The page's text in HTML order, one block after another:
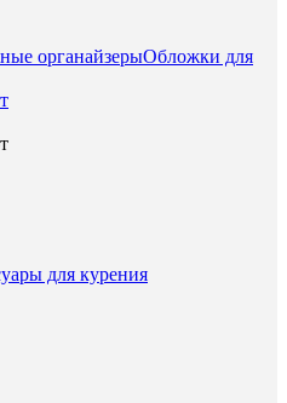
органайзерыОбложки для
для курения